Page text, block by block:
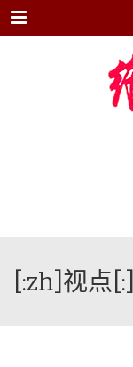
Menu
[:zh]视点[:]